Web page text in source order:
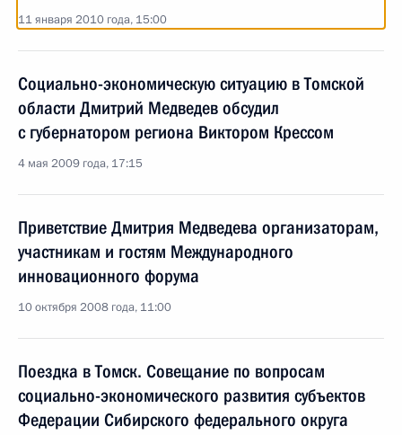
11 января 2010 года, 15:00
Социально-экономическую ситуацию в Томской
области Дмитрий Медведев обсудил
с губернатором региона Виктором Крессом
4 мая 2009 года, 17:15
Приветствие Дмитрия Медведева организаторам,
участникам и гостям Международного
инновационного форума
10 октября 2008 года, 11:00
Поездка в Томск. Совещание по вопросам
социально-экономического развития субъектов
Федерации Сибирского федерального округа